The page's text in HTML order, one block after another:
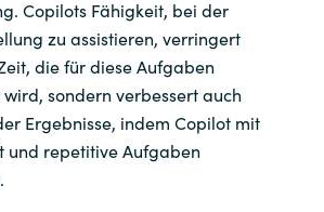
Copilots Fähigkeit, bei der
zu assistieren, verringert
die für diese Aufgaben
sondern verbessert auch
Ergebnisse, indem Copilot mit
und repetitive Aufgaben